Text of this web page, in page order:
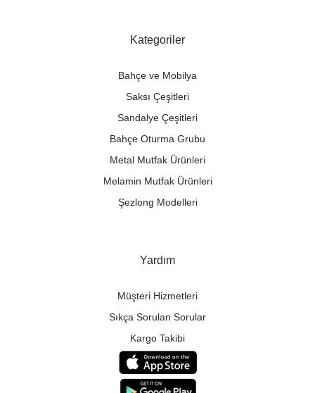
Kategoriler
Bahçe ve Mobilya
Saksı Çeşitleri
Sandalye Çeşitleri
Bahçe Oturma Grubu
Metal Mutfak Ürünleri
Melamin Mutfak Ürünleri
Şezlong Modelleri
Yardım
Müşteri Hizmetleri
Sıkça Sorulan Sorular
Kargo Takibi